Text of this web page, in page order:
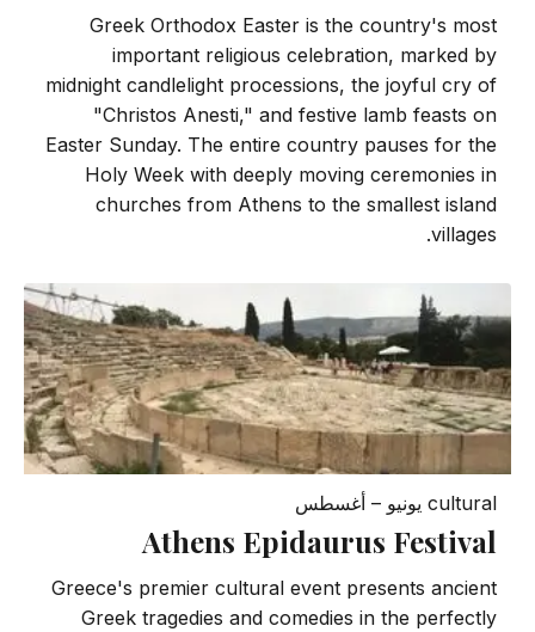
Greek Orthodox Easter is the country's most
important religious celebration, marked by
midnight candlelight processions, the joyful cry of
"Christos Anesti," and festive lamb feasts on
Easter Sunday. The entire country pauses for the
Holy Week with deeply moving ceremonies in
churches from Athens to the smallest island
villages.
cultural يونيو – أغسطس
Athens Epidaurus Festival
Greece's premier cultural event presents ancient
Greek tragedies and comedies in the perfectly